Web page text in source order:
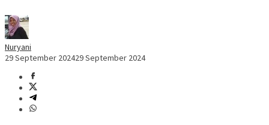
Nuryani
29 September 202429 September 2024